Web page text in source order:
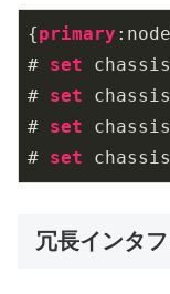
{primary
# set
# set
# set
# set
冗長インタ